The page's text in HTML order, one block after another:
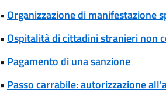
•Organizzazione di manifestazione
•Ospitalità di cittadini stranieri non
• Pagamento di una sanzione
• Passo carrabile: autorizzazione